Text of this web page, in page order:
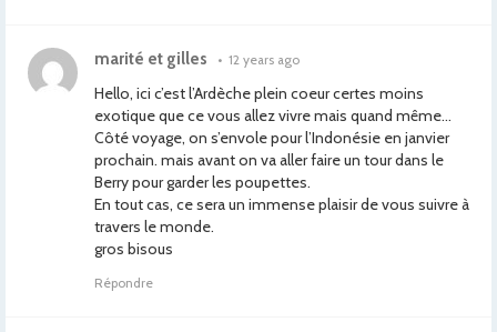
marité et gilles • 12 years ago
Hello, ici c’est l’Ardèche plein coeur certes moins
exotique que ce vous allez vivre mais quand même…
Côté voyage, on s’envole pour l’Indonésie en janvier
prochain. mais avant on va aller faire un tour dans le
Berry pour garder les poupettes.
En tout cas, ce sera un immense plaisir de vous suivre à
travers le monde.
gros bisous
Répondre